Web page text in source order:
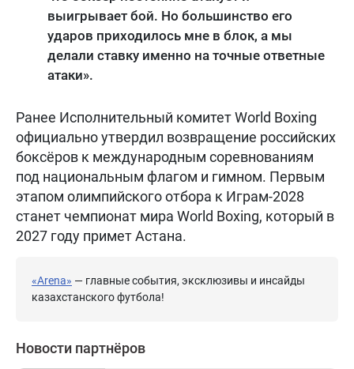
выигрывает бой. Но большинство его
ударов приходилось мне в блок, а мы
делали ставку именно на точные ответные
атаки».
Ранее Исполнительный комитет World Boxing
официально утвердил возвращение российских
боксёров к международным соревнованиям
под национальным флагом и гимном. Первым
этапом олимпийского отбора к Играм-2028
станет чемпионат мира World Boxing, который в
2027 году примет Астана.
«Arena» — главные события, эксклюзивы и инсайды
казахстанского футбола!